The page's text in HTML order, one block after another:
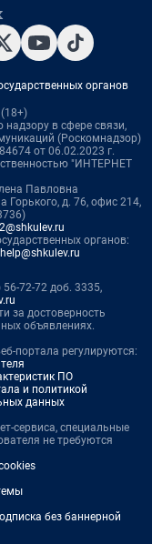
органов
в сфере связи,
(Роскомнадзор)
от 06.02.2023 г.
"ИНТЕРНЕТ
Павловна
Горького, д. 76, офис 214,
органов:
help@shkulev.ru
72-72 доб. 3335,
за достоверность
объявлениях.
портала регулируются:
ПО
и политикой
данных
сервиса, специальные
не требуются
без баннерной